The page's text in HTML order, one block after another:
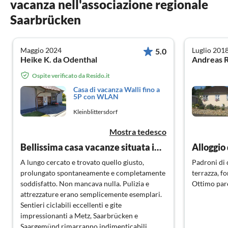
vacanza nell'associazione regionale
Saarbrücken
Maggio 2024
Heike K. da Odenthal
5.0
Ospite verificato da Resido.it
Casa di vacanza Walli fino a
5P con WLAN
Kleinblittersdorf
Mostra tedesco
Bellissima casa vacanze situata in una zona tranquilla.
A lungo cercato e trovato quello giusto,
prolungato spontaneamente e completamente
soddisfatto. Non mancava nulla. Pulizia e
attrezzature erano semplicemente esemplari.
Sentieri ciclabili eccellenti e gite
impressionanti a Metz, Saarbrücken e
Luglio
Alloggio
Padroni di
terrazza,
Ottimo